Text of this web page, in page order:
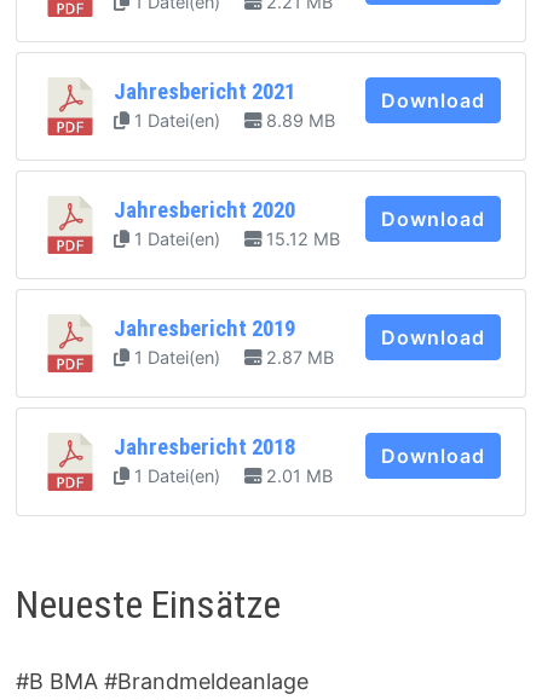
Jahresbericht 2021
1 Datei(en) 8.89 MB
Download
Jahresbericht 2020
1 Datei(en) 15.12 MB
Download
Jahresbericht 2019
1 Datei(en) 2.87 MB
Download
Jahresbericht 2018
1 Datei(en) 2.01 MB
Download
Neueste Einsätze
#B BMA #Brandmeldeanlage